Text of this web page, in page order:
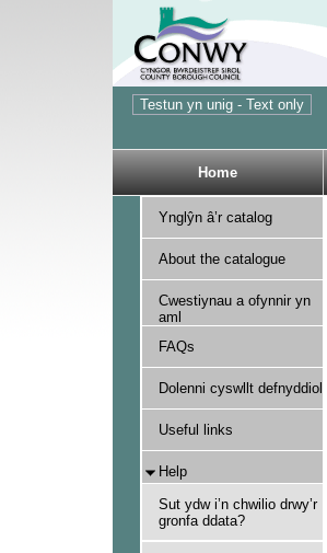
Home
Ynglŷn â’r catalog
About the catalogue
Cwestiynau a ofynnir yn
aml
FAQs
Dolenni cyswllt defnyddiol
Useful links
Help
Sut ydw i’n chwilio drwy’r
gronfa ddata?